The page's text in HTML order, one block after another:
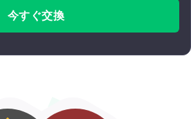
今すぐ交換